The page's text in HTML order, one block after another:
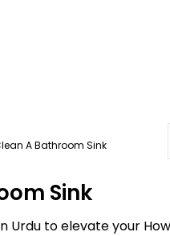
A Bathroom Sink
Sink
Urdu to elevate your